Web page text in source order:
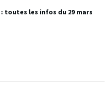
toutes les infos du 29 mars